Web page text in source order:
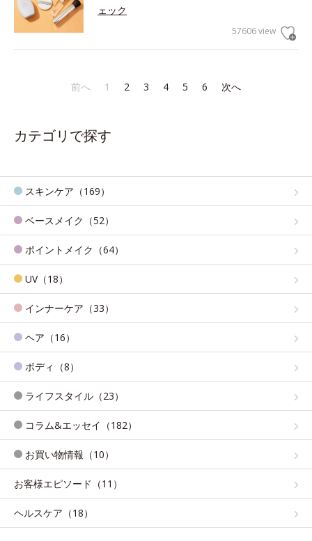
ェック
57606 view
前へ 1 2 3 4 5 6 次へ
カテゴリで探す
スキンケア（169）
ベースメイク（52）
ポイントメイク（64）
UV（18）
インナーケア（33）
ヘア（16）
ボディ（8）
ライフスタイル（23）
コラム&エッセイ（182）
お買い物情報（10）
お客様エピソード（11）
ヘルスケア（18）